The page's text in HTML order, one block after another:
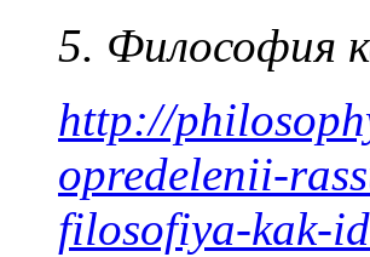
5. Философия
http://
opredelenii-
filosofiya-kak-